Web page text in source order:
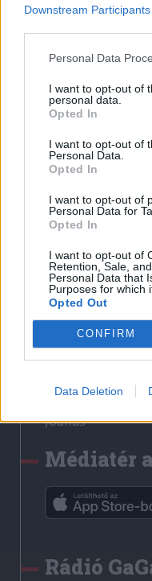
Downstream Participants
Personal Data
I want to opt-out of
personal data.
Opted In
I want to opt-out of
Personal Data.
Opted In
I want to opt-out of
Personal Data for
Opted In
I want to opt-out of
Retention, Sale,
Personal Data that
Purposes for which
Opted Out
CONFIRM
Data Deletion
Hozzászólási
Nyomtatott
Székely
Sütibeállítások
Médiatér
Liget
Krónika
Bihari Napló
Erdélyi Napló
Főtér
Rádió GaGa
Jóállás
Médiatér
Rádió